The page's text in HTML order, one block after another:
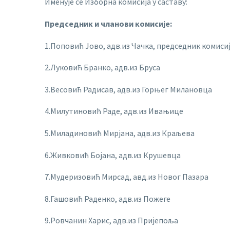
Председник и чланови комисије:
1.Поповић Јово, адв.из Чачка, председник
2.Луковић Бранко, адв.из Бруса
3.Весовић Радисав, адв.из Горњег Милановца
4.Милутиновић Раде, адв.из Ивањице
5.Миладиновић Мирјана, адв.из Краљева
6.Живковић Бојана, адв.из Крушевца
7.Мудеризовић Мирсад, авд.из Новог Пазара
8.Гашовић Раденко, адв.из Пожеге
9.Ровчанин Харис, адв.из Пријепоља